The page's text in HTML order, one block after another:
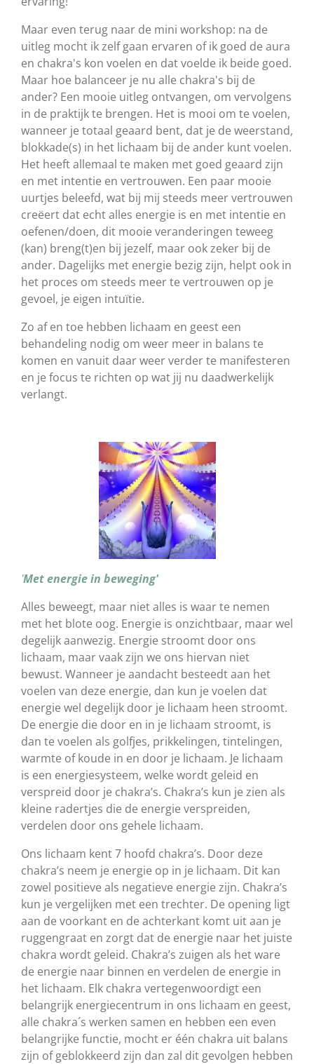
Maar even terug naar de mini workshop: na de
uitleg mocht ik zelf gaan ervaren of ik goed de aura
en chakra's kon voelen en dat voelde ik beide goed.
Maar hoe balanceer je nu alle chakra's bij de
ander? Een mooie uitleg ontvangen, om vervolgens
in de praktijk te brengen. Het is mooi om te voelen,
wanneer je totaal geaard bent, dat je de weerstand,
blokkade(s) in het lichaam bij de ander kunt voelen.
Het heeft allemaal te maken met goed geaard zijn
en met intentie en vertrouwen. Een paar mooie
uurtjes beleefd, wat bij mij steeds meer vertrouwen
creëert dat echt alles energie is en met intentie en
oefenen/doen, dit mooie veranderingen teweeg
(kan) breng(t)en bij jezelf, maar ook zeker bij de
ander. Dagelijks met energie bezig zijn, helpt ook in
het proces om steeds meer te vertrouwen op je
gevoel, je eigen intuïtie.
Zo af en toe hebben lichaam en geest een
behandeling nodig om weer meer in balans te
komen en vanuit daar weer verder te manifesteren
en je focus te richten op wat jij nu daadwerkelijk
verlangt.
'Met energie in beweging'
Alles beweegt, maar niet alles is waar te nemen
met het blote oog. Energie is onzichtbaar, maar wel
degelijk aanwezig. Energie stroomt door ons
lichaam, maar vaak zijn we ons hiervan niet
bewust. Wanneer je aandacht besteedt aan het
voelen van deze energie, dan kun je voelen dat
energie wel degelijk door je lichaam heen stroomt.
De energie die door en in je lichaam stroomt, is
dan te voelen als golfjes, prikkelingen, tintelingen,
warmte of koude in en door je lichaam. Je lichaam
is een energiesysteem, welke wordt geleid en
verspreid door je chakra’s. Chakra’s kun je zien als
kleine radertjes die de energie verspreiden,
verdelen door ons gehele lichaam.
Ons lichaam kent 7 hoofd chakra’s. Door deze
chakra’s neem je energie op in je lichaam. Dit kan
zowel positieve als negatieve energie zijn. Chakra’s
kun je vergelijken met een trechter. De opening ligt
aan de voorkant en de achterkant komt uit aan je
ruggengraat en zorgt dat de energie naar het juiste
chakra wordt geleid. Chakra’s zuigen als het ware
de energie naar binnen en verdelen de energie in
het lichaam. Elk chakra vertegenwoordigt een
belangrijk energiecentrum in ons lichaam en geest,
alle chakra´s werken samen en hebben een even
belangrijke functie, mocht er één chakra uit balans
zijn of geblokkeerd zijn dan zal dit gevolgen hebben